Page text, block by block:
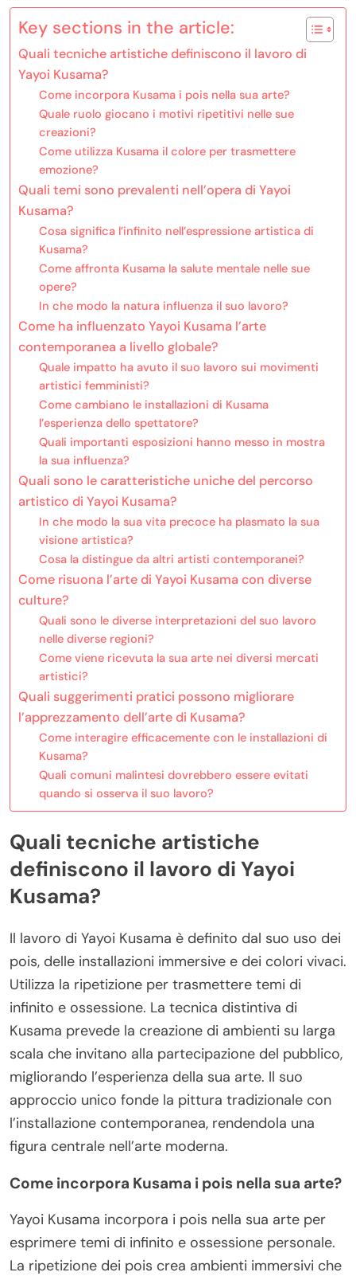
Key sections in the article:
Quali tecniche artistiche definiscono il lavoro di
Yayoi Kusama?
Come incorpora Kusama i pois nella sua arte?
Quale ruolo giocano i motivi ripetitivi nelle sue
creazioni?
Come utilizza Kusama il colore per trasmettere
emozione?
Quali temi sono prevalenti nell’opera di Yayoi
Kusama?
Cosa significa l’infinito nell’espressione artistica di
Kusama?
Come affronta Kusama la salute mentale nelle sue
opere?
In che modo la natura influenza il suo lavoro?
Come ha influenzato Yayoi Kusama l’arte
contemporanea a livello globale?
Quale impatto ha avuto il suo lavoro sui movimenti
artistici femministi?
Come cambiano le installazioni di Kusama
l’esperienza dello spettatore?
Quali importanti esposizioni hanno messo in mostra
la sua influenza?
Quali sono le caratteristiche uniche del percorso
artistico di Yayoi Kusama?
In che modo la sua vita precoce ha plasmato la sua
visione artistica?
Cosa la distingue da altri artisti contemporanei?
Come risuona l’arte di Yayoi Kusama con diverse
culture?
Quali sono le diverse interpretazioni del suo lavoro
nelle diverse regioni?
Come viene ricevuta la sua arte nei diversi mercati
artistici?
Quali suggerimenti pratici possono migliorare
l’apprezzamento dell’arte di Kusama?
Come interagire efficacemente con le installazioni di
Kusama?
Quali comuni malintesi dovrebbero essere evitati
quando si osserva il suo lavoro?
Quali tecniche artistiche
definiscono il lavoro di Yayoi
Kusama?
Il lavoro di Yayoi Kusama è definito dal suo uso dei
pois, delle installazioni immersive e dei colori vivaci.
Utilizza la ripetizione per trasmettere temi di
infinito e ossessione. La tecnica distintiva di
Kusama prevede la creazione di ambienti su larga
scala che invitano alla partecipazione del pubblico,
migliorando l’esperienza della sua arte. Il suo
approccio unico fonde la pittura tradizionale con
l’installazione contemporanea, rendendola una
figura centrale nell’arte moderna.
Come incorpora Kusama i pois nella sua arte?
Yayoi Kusama incorpora i pois nella sua arte per
esprimere temi di infinito e ossessione personale.
La ripetizione dei pois crea ambienti immersivi che